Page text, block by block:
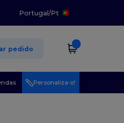
Portugal/Pt
pedido
Personaliza-o!